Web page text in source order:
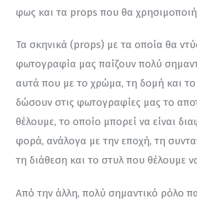
φως και τα props που θα
Τα σκηνικά (props) με τα οποία θα
φωτογραφία μας παίζουν πολύ
αυτά που με το χρώμα, τη δομή και
δώσουν στις φωτογραφίες μας το
θέλουμε, το οποίο μπορεί να είναι
φορά, ανάλογα με την εποχή, τη
τη διάθεση και το στυλ που θέλουμε
Από την άλλη, πολύ σημαντικό ρόλο